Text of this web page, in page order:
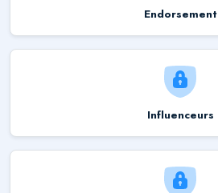
Endorsement
Influenceurs